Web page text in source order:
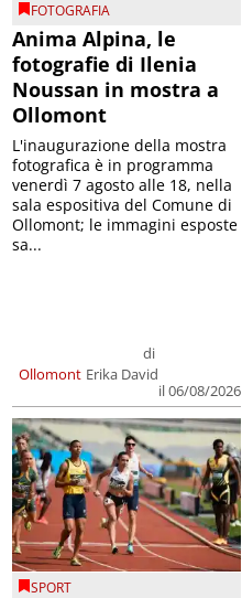
FOTOGRAFIA
Anima Alpina, le
fotografie di Ilenia
Noussan in mostra a
Ollomont
Ollomont
di
Erika David
il 06/08/2026
L'inaugurazione della mostra
fotografica è in programma
venerdì 7 agosto alle 18, nella
sala espositiva del Comune di
Ollomont; le immagini esposte
sa...
SPORT